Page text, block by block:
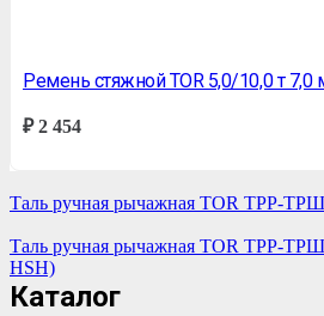
Ремень стяжной TOR 5,0/10,0 т
₽2 454
Таль ручная рычажная TOR ТРР-
Таль ручная рычажная TOR ТРР-
HSH)
Каталог